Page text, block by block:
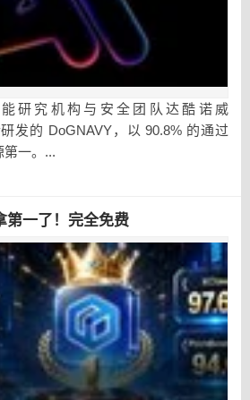
研究机构与安全团队达酷诺威
研发的 DoGNAVY，以 90.8% 的通过
第一。...
第一了！完全免费